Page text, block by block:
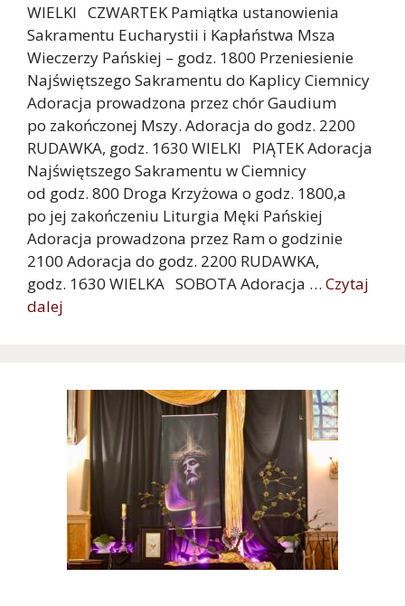
WIELKI CZWARTEK Pamiątka ustanowienia
Sakramentu Eucharystii i Kapłaństwa Msza
Wieczerzy Pańskiej – godz. 1800 Przeniesienie
Najświętszego Sakramentu do Kaplicy Ciemnicy
Adoracja prowadzona przez chór Gaudium
po zakończonej Mszy. Adoracja do godz. 2200
RUDAWKA, godz. 1630 WIELKI PIĄTEK Adoracja
Najświętszego Sakramentu w Ciemnicy
od godz. 800 Droga Krzyżowa o godz. 1800,a
po jej zakończeniu Liturgia Męki Pańskiej
Adoracja prowadzona przez Ram o godzinie
2100 Adoracja do godz. 2200 RUDAWKA,
godz. 1630 WIELKA SOBOTA Adoracja … Czytaj
dalej